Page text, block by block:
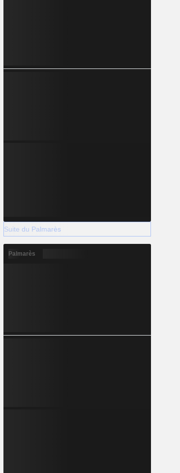
Suite du Palmarès
Palmarès